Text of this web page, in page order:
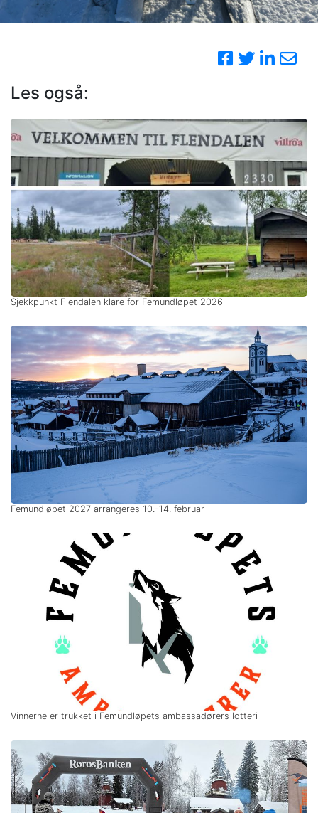
Les også:
Sjekkpunkt Flendalen klare for Femundløpet 2026
Femundløpet 2027 arrangeres 10.-14. februar
Vinnerne er trukket i Femundløpets ambassadørers lotteri